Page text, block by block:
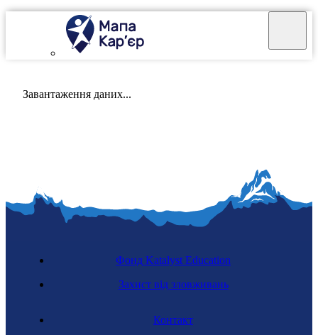
Завантаження даних...
Контакт
Фонд Katalyst Education
Захист від зловживань